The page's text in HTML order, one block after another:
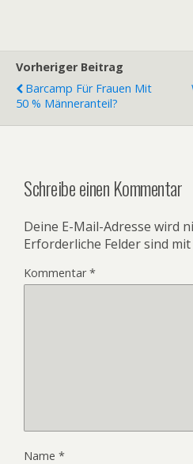
Vorheriger Beitrag
Barcamp Für Frauen Mit
50 % Männeranteil?
Schreibe einen Kommentar
Deine E-Mail-Adresse wird
Erforderliche Felder sind mit
Kommentar*
Name *